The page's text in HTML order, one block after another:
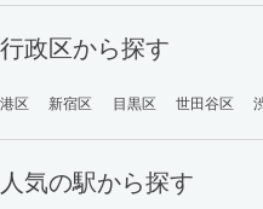
行政区から探す
港区 新宿区 目黒区 世田谷区
人気の駅から探す